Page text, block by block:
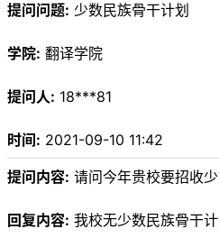
提问问题: 少数民族骨干计划
学院: 翻译学院
提问人: 18***81
时间: 2021-09-10 11:42
提问内容: 请问今年贵校要招收
回复内容: 我校无少数民族骨干计